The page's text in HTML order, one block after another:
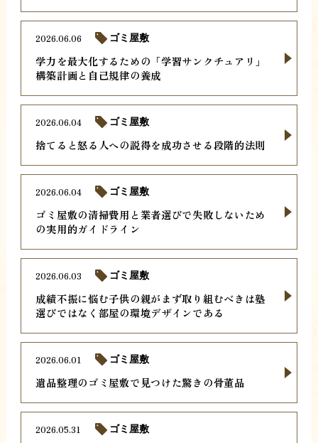
学力を最大化するための「学習サンクチュアリ」
構築計画と自己規律の養成
2026.06.06 ゴミ屋敷
捨てると怒る人への説得を成功させる段階的法則
2026.06.04 ゴミ屋敷
ゴミ屋敷の清掃費用と業者選びで失敗しないため
の実用的ガイドライン
2026.06.04 ゴミ屋敷
成績不振に悩む子供の親がまず取り組むべきは塾
選びではなく部屋の環境デザインである
2026.06.03 ゴミ屋敷
遺品整理のゴミ屋敷で見つけた驚きの骨董品
2026.06.01 ゴミ屋敷
2026.05.31 ゴミ屋敷